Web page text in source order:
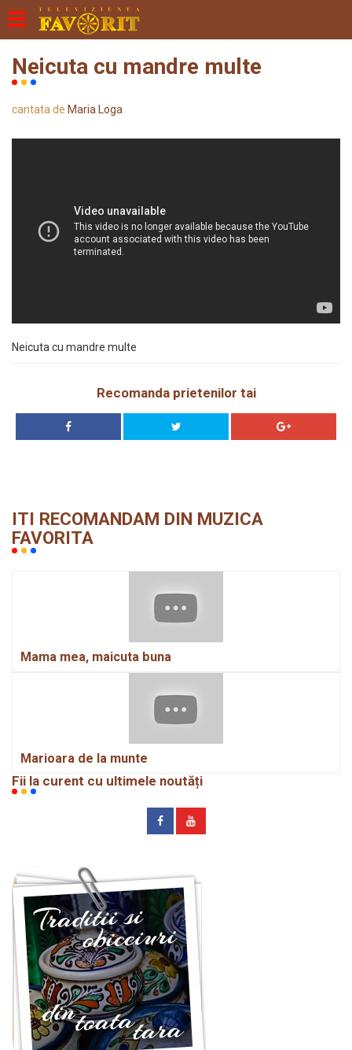
Neicuta cu mandre multe
cantata de Maria Loga
Neicuta cu mandre multe
Recomanda prietenilor tai
ITI RECOMANDAM DIN MUZICA
FAVORITA
Mama mea, maicuta buna
Marioara de la munte
Fii la curent cu ultimele noutăți